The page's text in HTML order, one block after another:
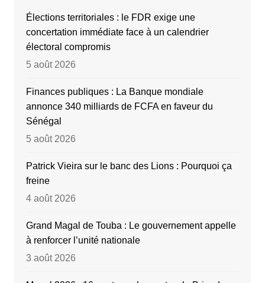
Élections territoriales : le FDR exige une
concertation immédiate face à un calendrier
électoral compromis
5 août 2026
Finances publiques : La Banque mondiale
annonce 340 milliards de FCFA en faveur du
Sénégal
5 août 2026
Patrick Vieira sur le banc des Lions : Pourquoi ça
freine
4 août 2026
Grand Magal de Touba : Le gouvernement appelle
à renforcer l’unité nationale
3 août 2026